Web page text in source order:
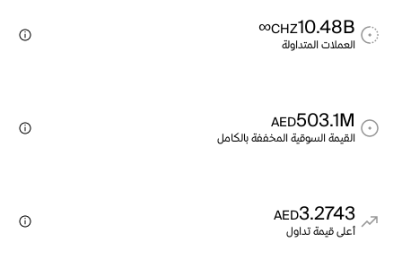
10.48B
CHZ
∞
العملات المتداولة
503.1M
AED
القيمة السوقية المخففة بالكامل
3.2743
AED
أعلى قيمة تداول